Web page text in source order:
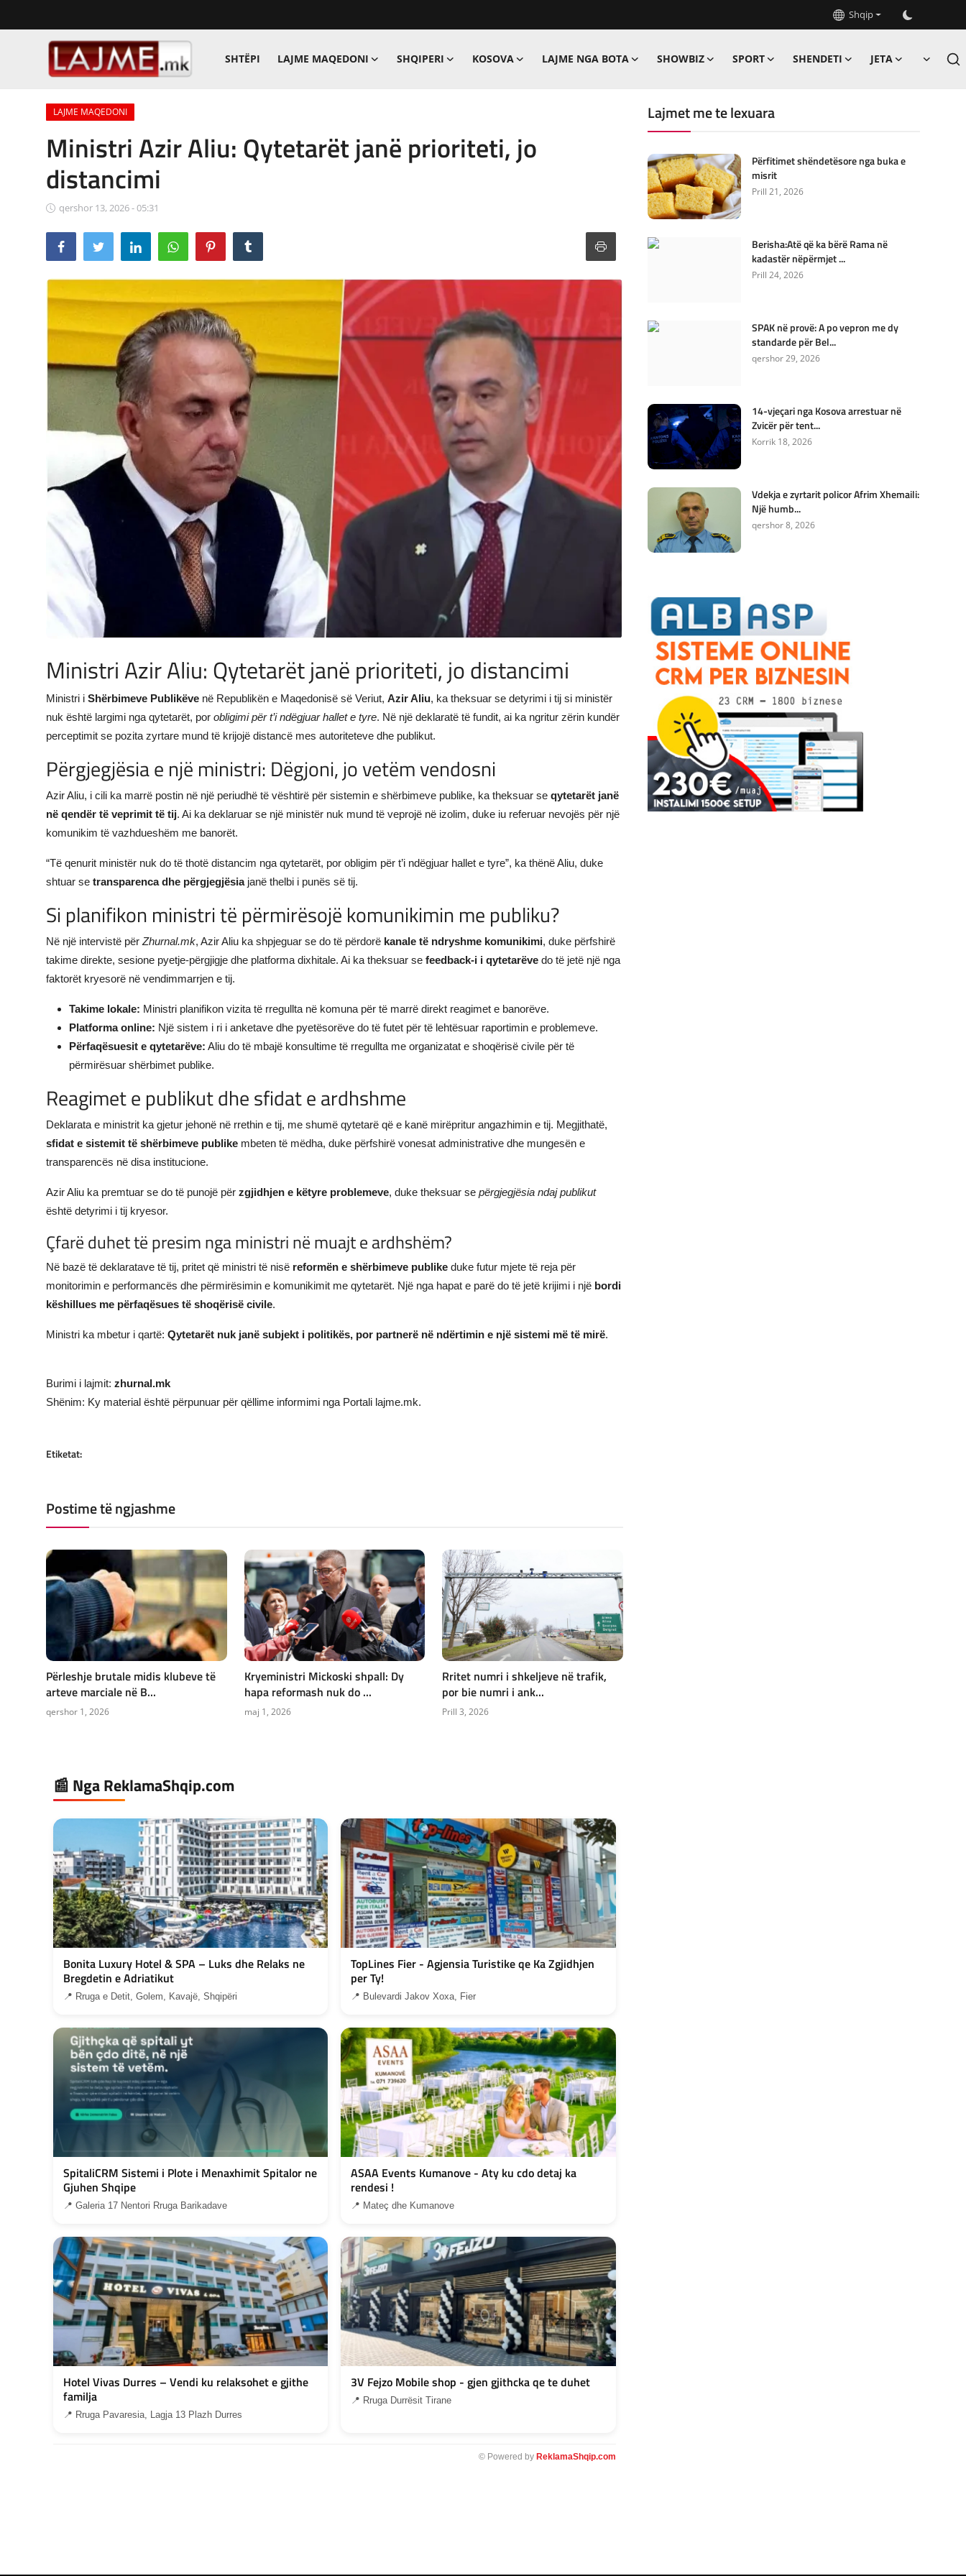
Shqip
SHTËPI LAJME MAQEDONI SHQIPERI KOSOVA LAJME NGA BOTA SHOWBIZ SPORT SHENDETI JETA
LAJME MAQEDONI
SHQIPERI
KOSOVA
LAJME NGA BOTA
SHOWBIZ
LAJME MAQEDONI
Ministri Azir Aliu: Qytetarët janë prioriteti, jo
distancimi
qershor 13, 2026 - 05:31
Ministri Azir Aliu: Qytetarët janë prioriteti, jo distancimi
Ministri i Shërbimeve Publikëve në Republikën e Maqedonisë së Veriut, Azir Aliu, ka theksuar se detyrimi i tij si ministër
nuk është largimi nga qytetarët, por obligimi për t’i ndëgjuar hallet e tyre. Në një deklaratë të fundit, ai ka ngritur zërin kundër
perceptimit se pozita zyrtare mund të krijojë distancë mes autoriteteve dhe publikut.
Përgjegjësia e një ministri: Dëgjoni, jo vetëm vendosni
Azir Aliu, i cili ka marrë postin në një periudhë të vështirë për sistemin e shërbimeve publike, ka theksuar se qytetarët janë
në qendër të veprimit të tij. Ai ka deklaruar se një ministër nuk mund të veprojë në izolim, duke iu referuar nevojës për një
komunikim të vazhdueshëm me banorët.
“Të qenurit ministër nuk do të thotë distancim nga qytetarët, por obligim për t’i ndëgjuar hallet e tyre”, ka thënë Aliu, duke
shtuar se transparenca dhe përgjegjësiajanë thelbi i punës së tij.
Si planifikon ministri të përmirësojë komunikimin me publiku?
Në një intervistë për Zhurnal.mk, Azir Aliu ka shpjeguar se do të përdorë kanale të ndryshme komunikimi, duke përfshirë
takime direkte, sesione pyetje-përgjigje dhe platforma dixhitale. Ai ka theksuar se feedback-i i qytetarëve do të jetë një nga
faktorët kryesorë në vendimmarrjen e tij.
Takime lokale: Ministri planifikon vizita të rregullta në komuna për të marrë direkt reagimet e banorëve.
Platforma online: Një sistem i ri i anketave dhe pyetësorëve do të futet për të lehtësuar raportimin e problemeve.
Përfaqësuesit e qytetarëve: Aliu do të mbajë konsultime të rregullta me organizatat e shoqërisë civile për të
përmirësuar shërbimet publike.
Reagimet e publikut dhe sfidat e ardhshme
Deklarata e ministrit ka gjetur jehonë në rrethin e tij, me shumë qytetarë që e kanë mirëpritur angazhimin e tij. Megjithatë,
sfidat e sistemit të shërbimeve publike mbeten të mëdha, duke përfshirë vonesat administrative dhe mungesën e
transparencës në disa institucione.
Azir Aliu ka premtuar se do të punojë për zgjidhjen e këtyre problemeve, duke theksuar se përgjegjësia ndaj publikut
është detyrimi i tij kryesor.
Çfarë duhet të presim nga ministri në muajt e ardhshëm?
Në bazë të deklaratave të tij, pritet që ministri të nisë reformën e shërbimeve publike duke futur mjete të reja për
monitorimin e performancës dhe përmirësimin e komunikimit me qytetarët. Një nga hapat e parë do të jetë krijimi i një bordi
këshillues me përfaqësues të shoqërisë civile.
Ministri ka mbetur i qartë: Qytetarët nuk janë subjekt i politikës, por partnerë në ndërtimin e një sistemi më të mirë.
Burimi i lajmit: zhurnal.mk
Shënim: Ky material është përpunuar për qëllime informimi nga Portali lajme.mk.
Etiketat:
Postime të ngjashme
Përleshje brutale midis klubeve të
arteve marciale në B...
qershor 1, 2026
Kryeministri Mickoski shpall: Dy
hapa reformash nuk do ...
maj 1, 2026
Rritet numri i shkeljeve në trafik,
por bie numri i ank...
Prill 3, 2026
📰 Nga ReklamaShqip.com
Bonita Luxury Hotel & SPA – Luks dhe Relaks ne
Bregdetin e Adriatikut
📍 Rruga e Detit, Golem, Kavajë, Shqipëri
TopLines Fier - Agjensia Turistike qe Ka Zgjidhjen
per Ty!
📍 Bulevardi Jakov Xoxa, Fier
SpitaliCRM Sistemi i Plote i Menaxhimit Spitalor ne
Gjuhen Shqipe
📍 Galeria 17 Nentori Rruga Barikadave
ASAA Events Kumanove - Aty ku cdo detaj ka
rendesi !
📍 Mateç dhe Kumanove
Hotel Vivas Durres – Vendi ku relaksohet e gjithe
familja
📍 Rruga Pavaresia, Lagja 13 Plazh Durres
3V Fejzo Mobile shop - gjen gjithcka qe te duhet
📍 Rruga Durrësit Tirane
© Powered by ReklamaShqip.com
Lajmet me te lexuara
Përfitimet shëndetësore nga buka e
misrit
Prill 21, 2026
Berisha:Atë që ka bërë Rama në
kadastër nëpërmjet ...
Prill 24, 2026
SPAK në provë: A po vepron me dy
standarde për Bel...
qershor 29, 2026
14-vjeçari nga Kosova arrestuar në
Zvicër për tent...
Korrik 18, 2026
Vdekja e zyrtarit policor Afrim Xhemaili:
Një humb...
qershor 8, 2026